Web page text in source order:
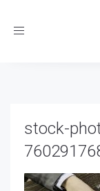
Toggle
stock-